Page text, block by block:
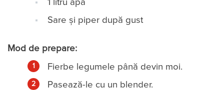
1 litru apă
Sare și piper după gust
Mod de prepare:
Fierbe legumele până devin moi.
Pasează-le cu un blender.